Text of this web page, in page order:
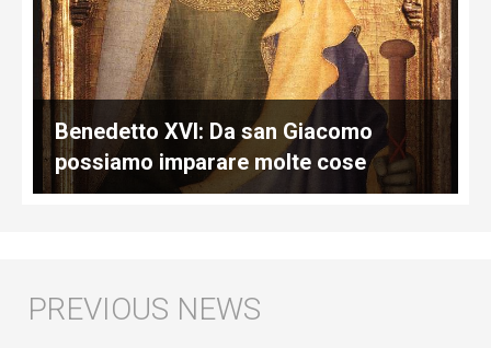
Benedetto XVI: Da san Giacomo
possiamo imparare molte cose